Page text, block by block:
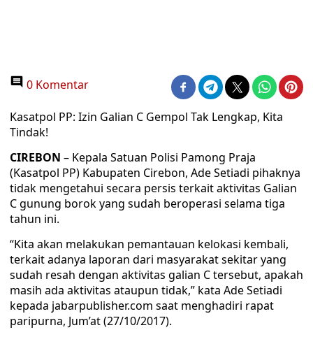
0 Komentar
Kasatpol PP: Izin Galian C Gempol Tak Lengkap, Kita
Tindak!
CIREBON – Kepala Satuan Polisi Pamong Praja
(Kasatpol PP) Kabupaten Cirebon, Ade Setiadi pihaknya
tidak mengetahui secara persis terkait aktivitas Galian
C gunung borok yang sudah beroperasi selama tiga
tahun ini.
“Kita akan melakukan pemantauan kelokasi kembali,
terkait adanya laporan dari masyarakat sekitar yang
sudah resah dengan aktivitas galian C tersebut, apakah
masih ada aktivitas ataupun tidak,” kata Ade Setiadi
kepada jabarpublisher.com saat menghadiri rapat
paripurna, Jum’at (27/10/2017).